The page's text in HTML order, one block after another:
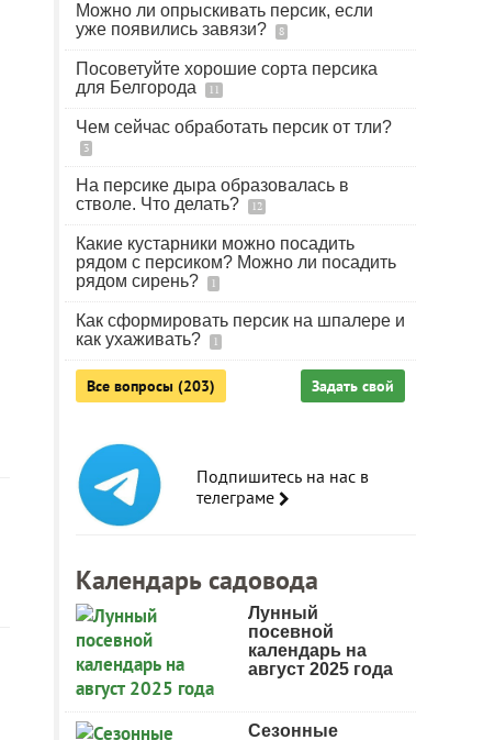
Можно ли опрыскивать персик, если
уже появились завязи?
8
Посоветуйте хорошие сорта персика
для Белгорода
11
Чем сейчас обработать персик от тли?
3
На персике дыра образовалась в
стволе. Что делать?
12
Какие кустарники можно посадить
рядом с персиком? Можно ли посадить
рядом сирень?
1
Как сформировать персик на шпалере и
как ухаживать?
1
Все вопросы (203) Задать свой
Подпишитесь на нас в
телеграме
Календарь садовода
Лунный
посевной
календарь на
август 2025 года
Сезонные